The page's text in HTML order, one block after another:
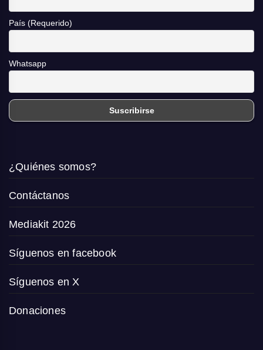
País (Requerido)
Whatsapp
¿Quiénes somos?
Contáctanos
Mediakit 2026
Síguenos en facebook
Síguenos en X
Donaciones